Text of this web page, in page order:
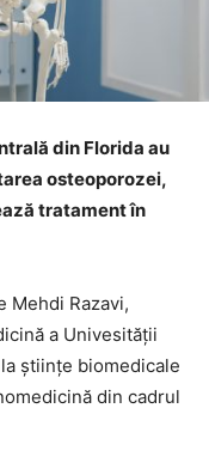
din Florida au
osteoporozei,
tratament în
Mehdi Razavi,
a Univesității
științe biomedicale
din cadrul